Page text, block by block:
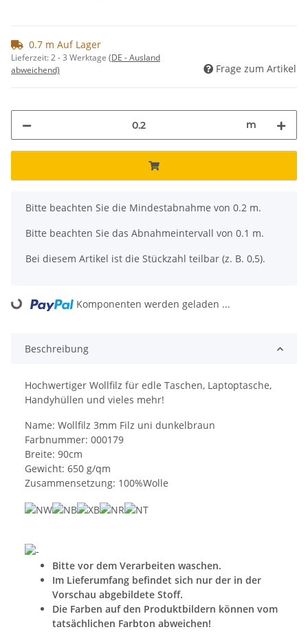
0.7 m Auf Lager
Lieferzeit:2 - 3 Werktage (DE - Ausland
abweichend)
Frage zum Artikel
m
x
Bitte beachten Sie die Mindestabnahme von 0.2 m.
Bitte beachten Sie das Abnahmeintervall von 0.1 m.
Bei diesem Artikel ist die Stückzahl teilbar (z. B. 0,5).
Loading... Komponenten werden geladen ...
Beschreibung
Hochwertiger Wollfilz für edle Taschen, Laptoptasche,
Handyhüllen und vieles mehr!
Name: Wollfilz 3mm Filz uni dunkelbraun
Farbnummer: 000179
Breite: 90cm
Gewicht: 650 g/qm
Zusammensetzung: 100%Wolle
Bitte vor dem Verarbeiten waschen.
Im Lieferumfang befindet sich nur der in der
Vorschau abgebildete Stoff.
Die Farben auf den Produktbildern können vom
tatsächlichen Farbton abweichen!